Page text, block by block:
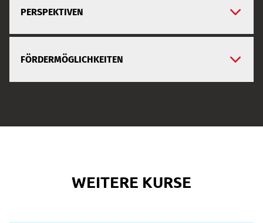
PERSPEKTIVEN
FÖRDERMÖGLICHKEITEN
WEITERE KURSE